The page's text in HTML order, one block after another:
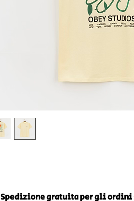
Spedizione gratuita per gli